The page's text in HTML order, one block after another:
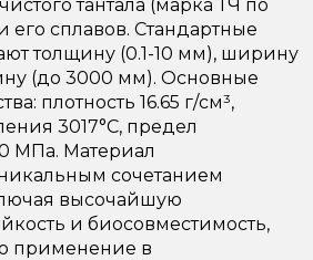
тантала (марка ТЧ по
его сплавов. Стандартные
толщину (0.1-10 мм), ширину
(до 3000 мм). Основные
плотность 16.65 г/см³,
3017°C, предел
МПа. Материал
сочетанием
высочайшую
и биосовместимость,
применение в